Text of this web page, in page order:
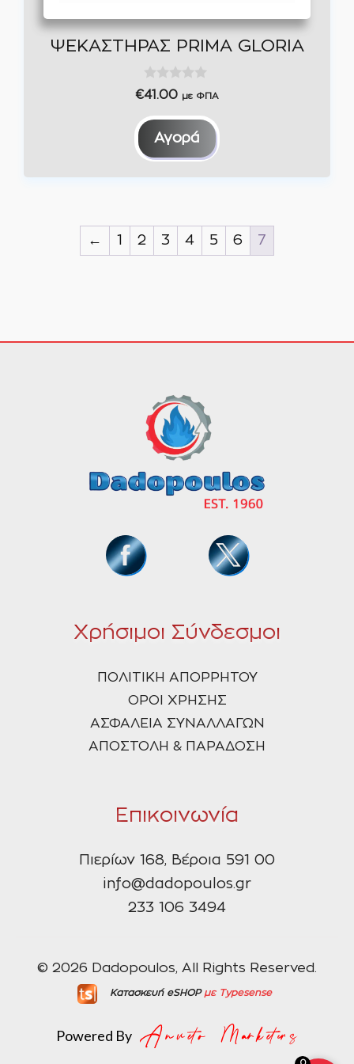
ΨΕΚΑΣΤΗΡΑΣ PRIMA GLORIA
0
o
u
t
5
€41.00 με ΦΠΑ
Αγορά
← 1 2 3 4 5 6 7
Χρήσιμοι Σύνδεσμοι
ΠΟΛΙΤΙΚΗ ΑΠΟΡΡΗΤΟΥ
ΟΡΟΙ ΧΡΗΣΗΣ
ΑΣΦΑΛΕΙΑ ΣΥΝΑΛΛΑΓΩΝ
ΑΠΟΣΤΟΛΗ & ΠΑΡΑΔΟΣΗ
Επικοινωνία
Πιερίων 168, Βέροια 591 00
info@dadopoulos.gr
233 106 3494
© 2026 Dadopoulos, All Rights Reserved.
Κατασκευή eSHOPμε Typesense
Powered By